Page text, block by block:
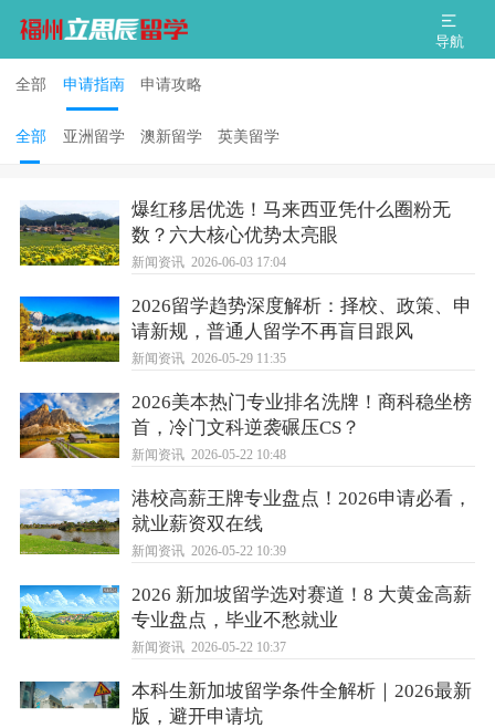
导航
全部 申请指南 申请攻略
全部 亚洲留学 澳新留学 英美留学
爆红移居优选！马来西亚凭什么圈粉无
数？六大核心优势太亮眼
新闻资讯 2026-06-03 17:04
2026留学趋势深度解析：择校、政策、申
请新规，普通人留学不再盲目跟风
新闻资讯 2026-05-29 11:35
2026美本热门专业排名洗牌！商科稳坐榜
首，冷门文科逆袭碾压CS？
新闻资讯 2026-05-22 10:48
港校高薪王牌专业盘点！2026申请必看，
就业薪资双在线
新闻资讯 2026-05-22 10:39
2026 新加坡留学选对赛道！8 大黄金高薪
专业盘点，毕业不愁就业
新闻资讯 2026-05-22 10:37
本科生新加坡留学条件全解析｜2026最新
版，避开申请坑